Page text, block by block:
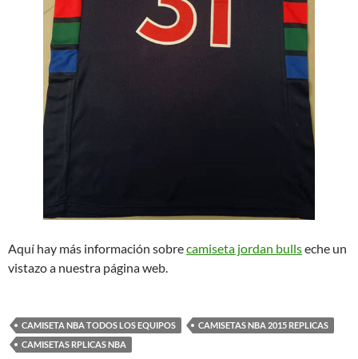
Aquí hay más información sobrecamiseta jordan bullseche un
vistazo a nuestra página web.
CAMISETA NBA TODOS LOS EQUIPOS
CAMISETAS NBA 2015 REPLICAS
CAMISETAS RPLICAS NBA